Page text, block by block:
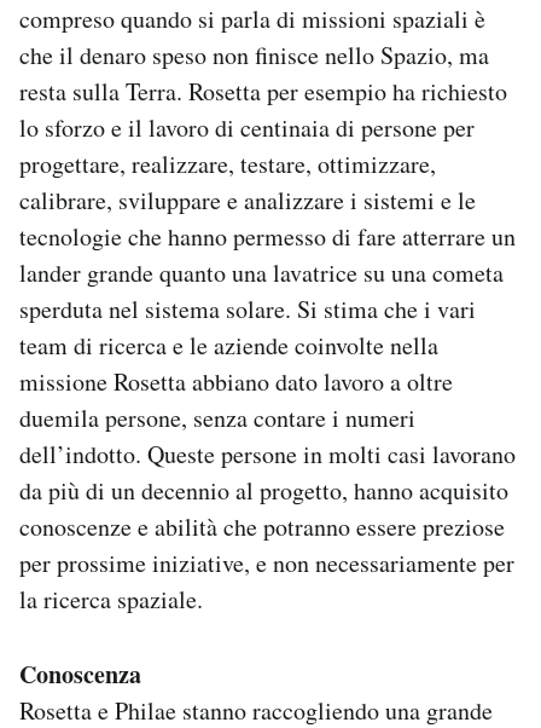
compreso quando si parla di missioni spaziali è
che il denaro speso non finisce nello Spazio, ma
resta sulla Terra. Rosetta per esempio ha richiesto
lo sforzo e il lavoro di centinaia di persone per
progettare, realizzare, testare, ottimizzare,
calibrare, sviluppare e analizzare i sistemi e le
tecnologie che hanno permesso di fare atterrare un
lander grande quanto una lavatrice su una cometa
sperduta nel sistema solare. Si stima che i vari
team di ricerca e le aziende coinvolte nella
missione Rosetta abbiano dato lavoro a oltre
duemila persone, senza contare i numeri
dell’indotto. Queste persone in molti casi lavorano
da più di un decennio al progetto, hanno acquisito
conoscenze e abilità che potranno essere preziose
per prossime iniziative, e non necessariamente per
la ricerca spaziale.
Conoscenza
Rosetta e Philae stanno raccogliendo una grande